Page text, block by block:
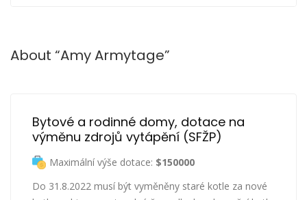
About “Amy Armytage”
Bytové a rodinné domy, dotace na
výměnu zdrojů vytápění (SFŽP)
Maximální výše dotace: $150000
Do 31.8.2022 musí být vyměněny staré kotle za nové